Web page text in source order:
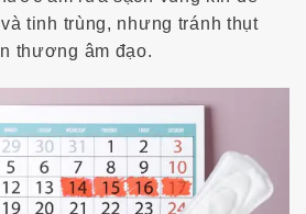
tinh trùng, nhưng tránh thụt
thương âm đạo.